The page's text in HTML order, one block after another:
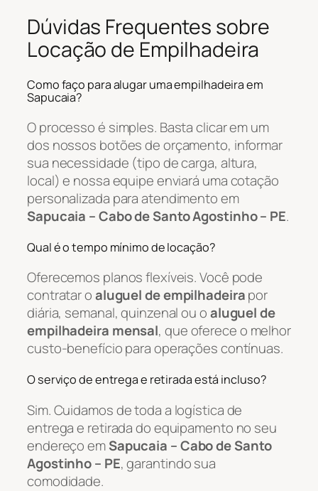
Dúvidas Frequentes sobre
Locação de Empilhadeira
Como faço para alugar uma empilhadeira em
Sapucaia?
O processo é simples. Basta clicar em um
dos nossos botões de orçamento, informar
sua necessidade (tipo de carga, altura,
local) e nossa equipe enviará uma cotação
personalizada para atendimento em
Sapucaia – Cabo de Santo Agostinho – PE.
Qual é o tempo mínimo de locação?
Oferecemos planos flexíveis. Você pode
contratar oaluguel de empilhadeirapor
diária, semanal, quinzenal ou oaluguel de
empilhadeira mensal, que oferece o melhor
custo-benefício para operações contínuas.
O serviço de entrega e retirada está incluso?
Sim. Cuidamos de toda a logística de
entrega e retirada do equipamento no seu
endereço emSapucaia – Cabo de Santo
Agostinho – PE, garantindo sua
comodidade.